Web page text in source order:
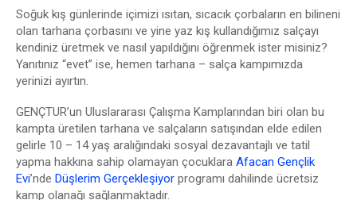
Soğuk kış günlerinde içimizi ısıtan, sıcacık çorbaların en bilineni
olan tarhana çorbasını ve yine yaz kış kullandığımız salçayı
kendiniz üretmek ve nasıl yapıldığını öğrenmek ister misiniz?
Yanıtınız “evet” ise, hemen tarhana – salça kampımızda
yerinizi ayırtın.
GENÇTUR’un Uluslararası Çalışma Kamplarından biri olan bu
kampta üretilen tarhana ve salçaların satışından elde edilen
gelirle 10 – 14 yaş aralığındaki sosyal dezavantajlı ve tatil
yapma hakkına sahip olamayan çocuklara Afacan Gençlik
Evi’nde Düşlerim Gerçekleşiyor programı dahilinde ücretsiz
kamp olanağı sağlanmaktadır.